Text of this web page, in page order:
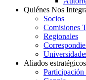
Quiénes Nos
Socios
Comisiones
Regionales
Aliados estratégicos
Participación